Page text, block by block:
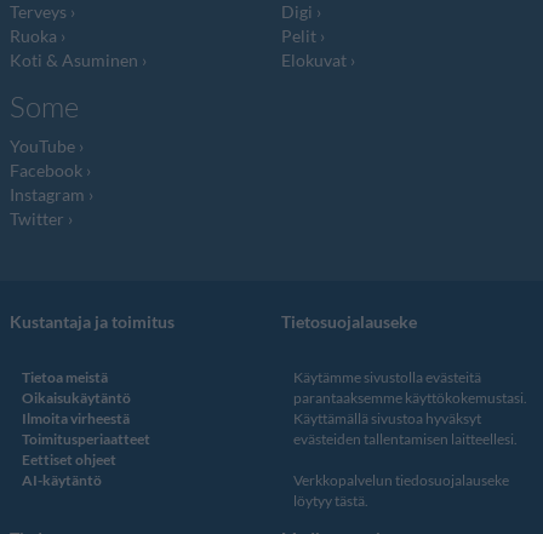
Terveys
Ruoka
Koti & Asuminen
Digi
Pelit
Elokuvat
Some
YouTube
Facebook
Instagram
Twitter
Kustantaja ja toimitus
Tietoa meistä
Oikaisukäytäntö
Ilmoita virheestä
Toimitusperiaatteet
Eettiset ohjeet
AI-käytäntö
Tietosuojalauseke
Käytämme sivustolla evästeitä
parantaaksemme käyttökokemustasi.
Käyttämällä sivustoa hyväksyt
evästeiden tallentamisen laitteellesi.
Verkkopalvelun tiedosuojalauseke
löytyy tästä.